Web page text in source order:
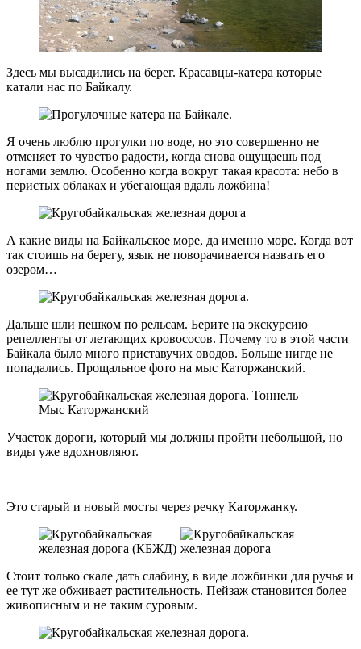
Здесь мы высадились на берег. Красавцы-катера которые
катали нас по Байкалу.
Я очень люблю прогулки по воде, но это совершенно не
отменяет то чувство радости, когда снова ощущаешь под
ногами землю. Особенно когда вокруг такая красота: небо в
перистых облаках и убегающая вдаль ложбина!
А какие виды на Байкальское море, да именно море. Когда вот
так стоишь на берегу, язык не поворачивается назвать его
озером…
Дальше шли пешком по рельсам. Берите на экскурсию
репелленты от летающих кровососов. Почему то в этой части
Байкала было много приставучих оводов. Больше нигде не
попадались. Прощальное фото на мыс Каторжанский.
Участок дороги, который мы должны пройти небольшой, но
виды уже вдохновляют.
Это старый и новый мосты через речку Каторжанку.
Стоит только скале дать слабину, в виде ложбинки для ручья и
ее тут же обживает растительность. Пейзаж становится более
живописным и не таким суровым.